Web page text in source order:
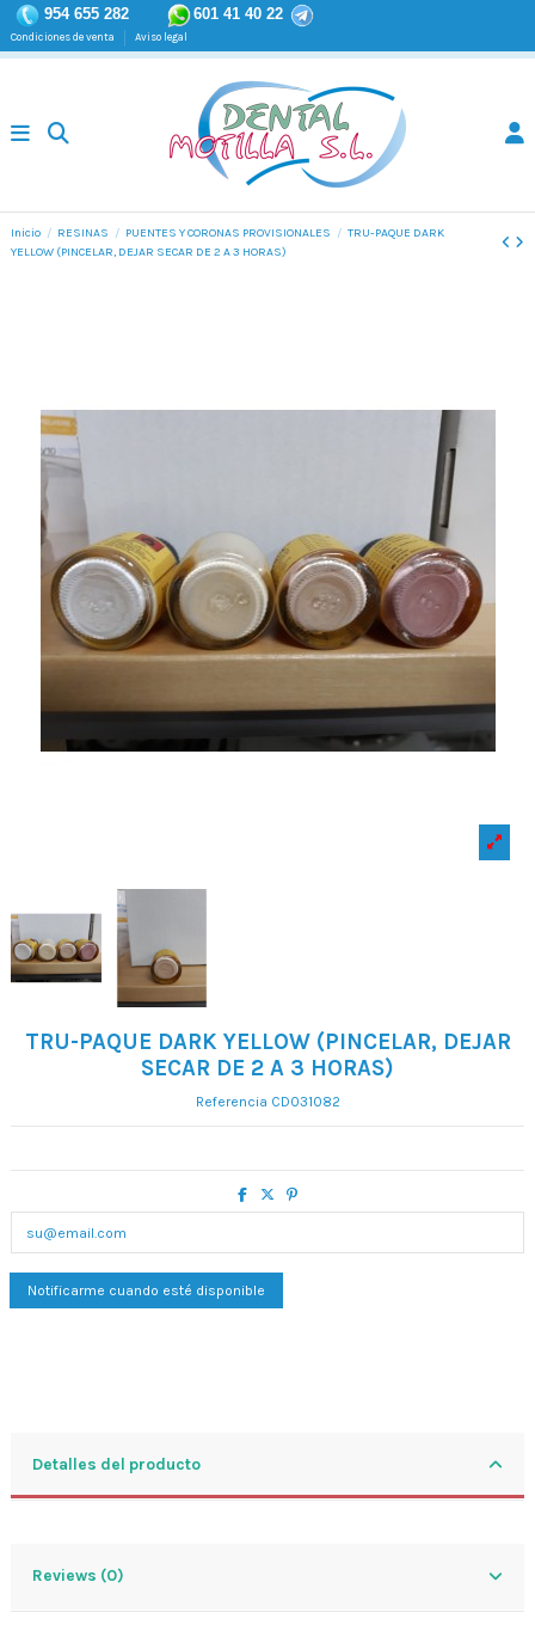
954 655 282 601 41 40 22
Condiciones de venta Aviso legal
Inicio RESINAS PUENTES Y CORONAS PROVISIONALES
TRU-PAQUE DARK
YELLOW (PINCELAR, DEJAR SECAR DE 2 A 3 HORAS)
TRU-PAQUE DARK YELLOW (PINCELAR, DEJAR
SECAR DE 2 A 3 HORAS)
Referencia CD031082
Detalles del producto
Reviews (0)